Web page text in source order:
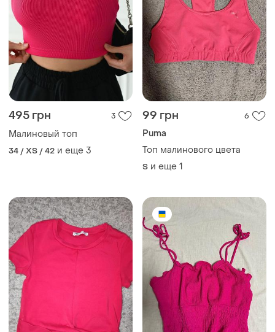
495 грн 3
Малиновый топ
34 / XS / 42 и еще 3
99 грн 6
Puma
Топ малинового цвета
S и еще 1